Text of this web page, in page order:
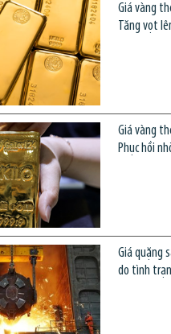
Giá vàng
Tăng vọt
Giá vàng
Phục hồi
Giá quặng
do tình